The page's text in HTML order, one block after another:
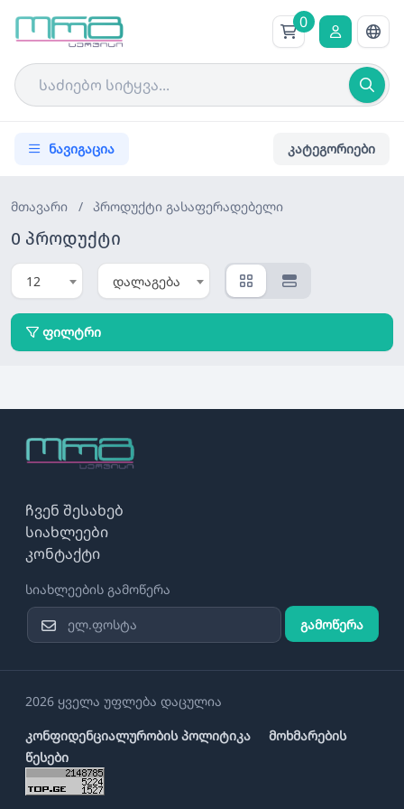
0
ნავიგაცია კატეგორიები
მთავარი / პროდუქტი გასაფერადებელი
0 პროდუქტი
12 დალაგება
ფილტრი
ჩვენ შესახებ
სიახლეები
კონტაქტი
სიახლეების გამოწერა
გამოწერა
2026 ყველა უფლება დაცულია
კონფიდენციალურობის პოლიტიკა
მოხმარების
წესები